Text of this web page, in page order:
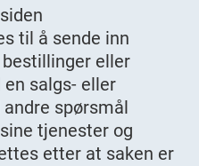
til å sende inn
eller
salgs- eller
spørsmål
tjenester og
etter at saken er